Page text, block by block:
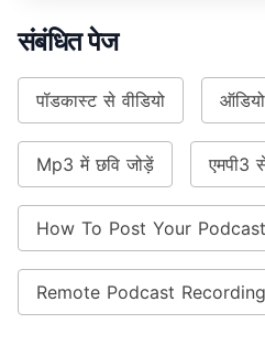
संबंधित पेज
पॉडकास्ट से वीडियो
Mp3 में छवि जोड़ें एमपी3
How To Post Your
Remote Podcast Recording